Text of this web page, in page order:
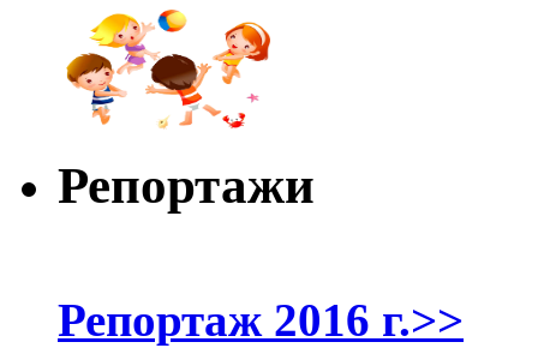
Репортажи
Репортаж 2016 г.>>